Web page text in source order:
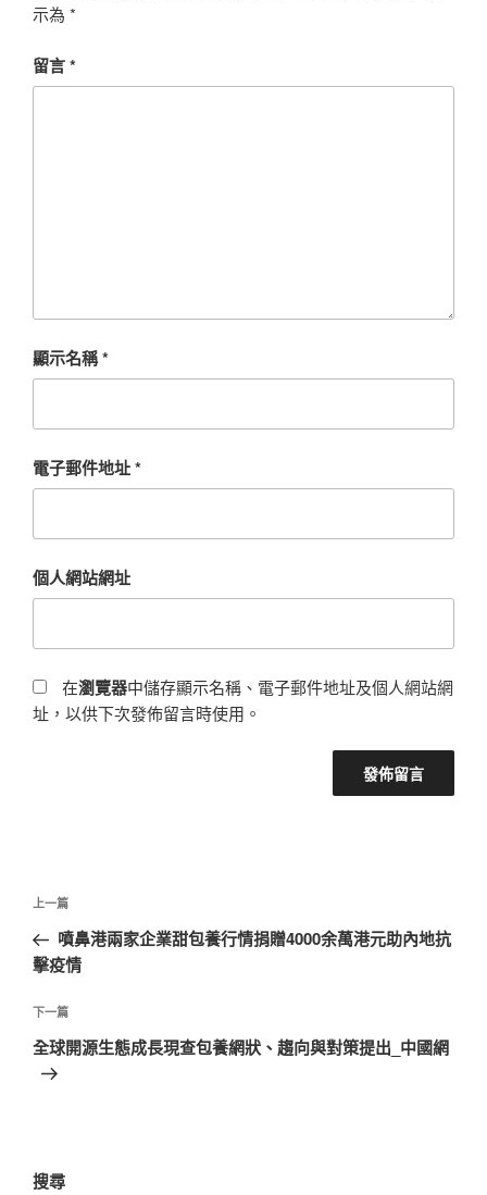
示為 *
留言*
顯示名稱*
電子郵件地址*
個人網站網址
在瀏覽器中儲存顯示名稱、電子郵件地址及個人網站網
址，以供下次發佈留言時使用。
文
導
覽
上
一
篇
章
上一篇
噴鼻港兩家企業甜包養行情捐贈4000余萬港元助內地抗
擊疫情
下
一
篇
下一篇
全球開源生態成長現查包養網狀、趨向與對策提出_中國網
搜尋